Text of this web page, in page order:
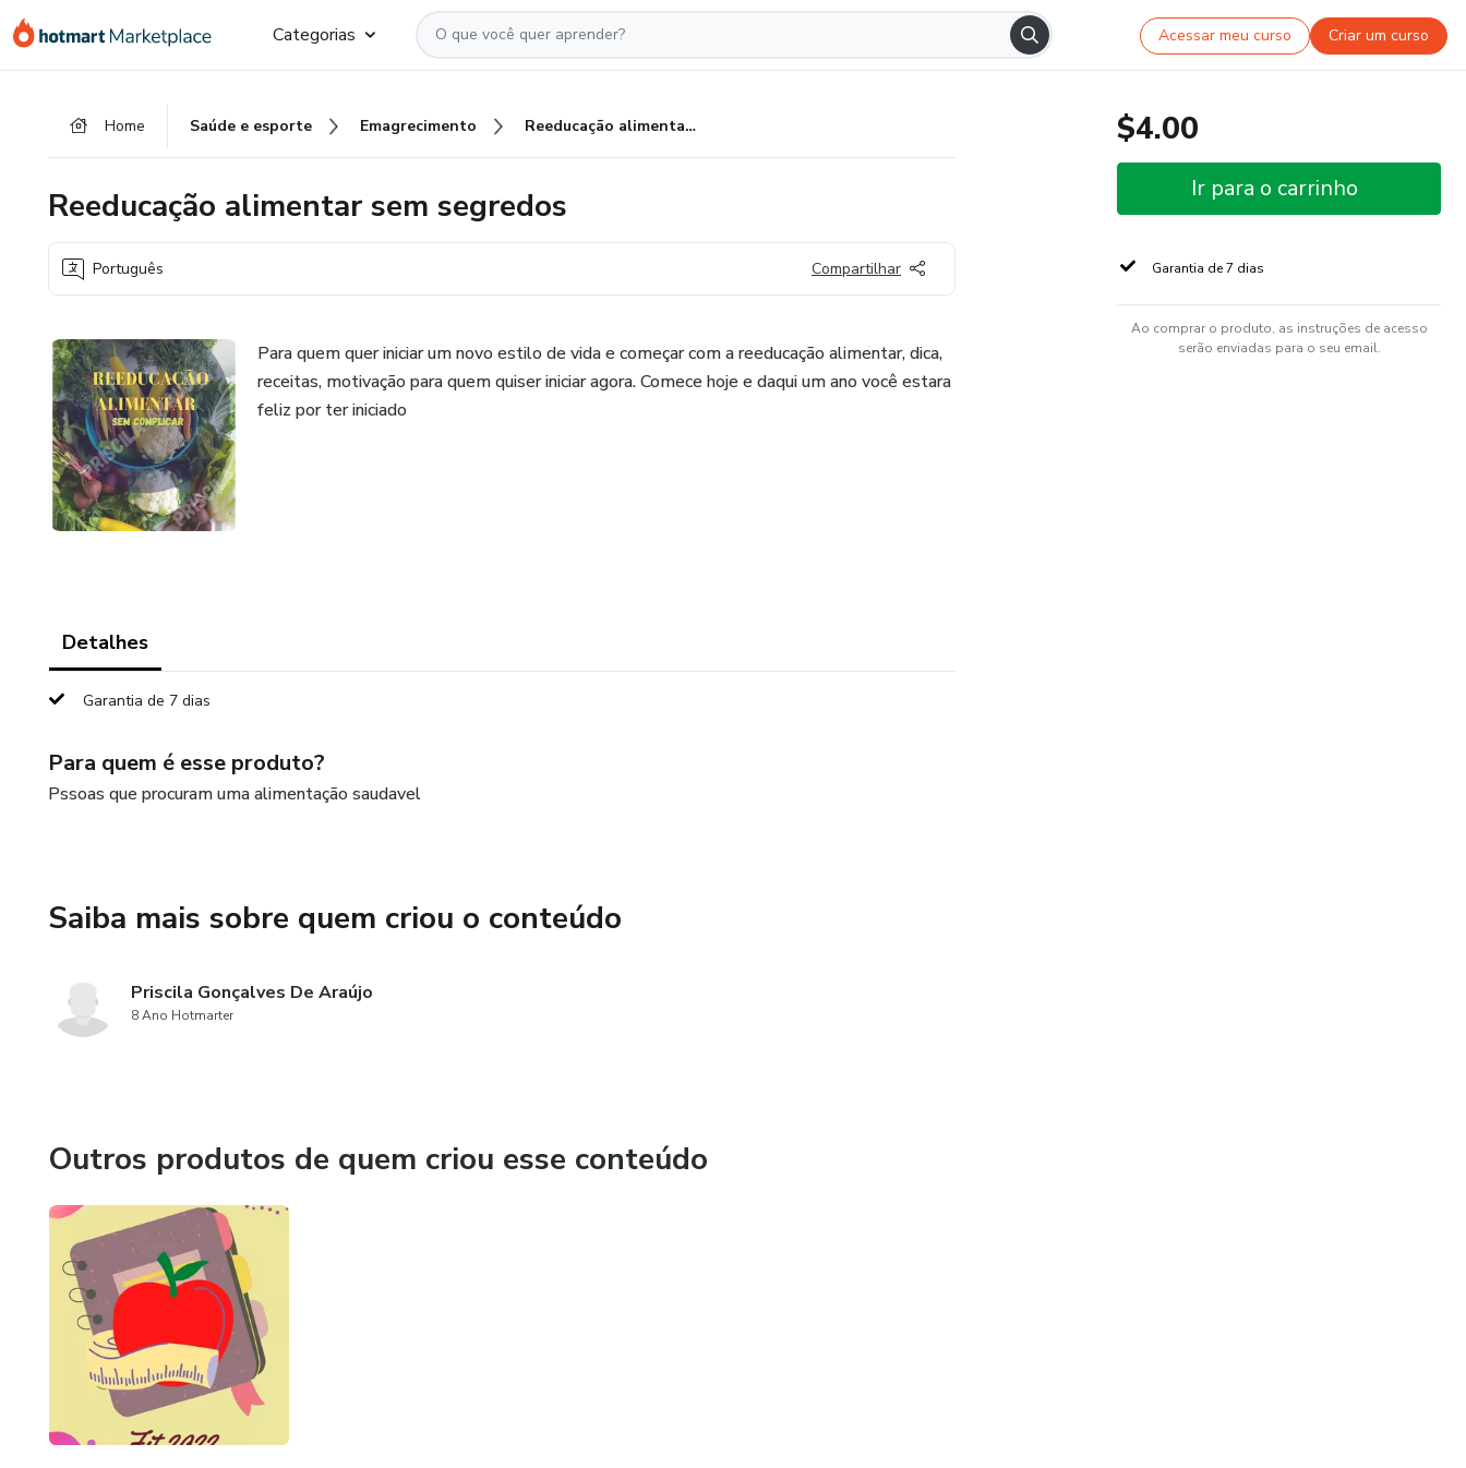
para
para
para
Categorias Acessar meu curso Criar um curso
Home Saúde e esporte Emagrecimento Reeducação alimentar sem segredos
Reeducação alimentar sem segredos
Português Compartilhar
Para quem quer iniciar um novo estilo de vida e começar com a reeducação alimentar, dica,
receitas, motivação para quem quiser iniciar agora. Comece hoje e daqui um ano você estara
feliz por ter iniciado
Detalhes
Garantia de 7 dias
Para quem é esse produto?
Pssoas que procuram uma alimentação saudavel
Saiba mais sobre quem criou o conteúdo
Priscila Gonçalves De Araújo
8 Ano Hotmarter
Outros produtos de quem criou esse conteúdo
$4.00
Ir para o carrinho
Garantia de 7 dias
Ao comprar o produto, as instruções de acesso
serão enviadas para o seu email.